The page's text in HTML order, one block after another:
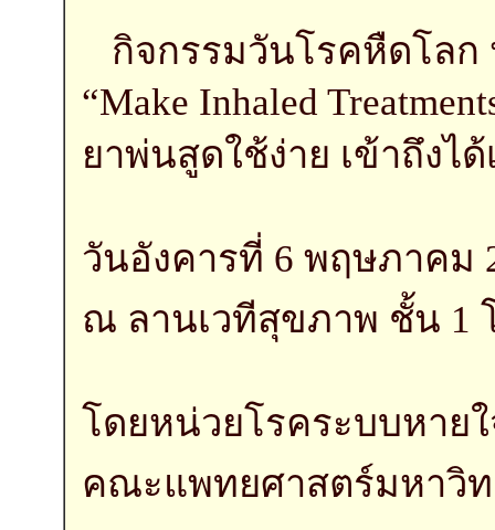
กิจกรรมวันโรคหืดโลก
“Make Inhaled
ยาพ่นสูดใช้ง่าย เข้าถึงไ
วันอังคารที่ 6 พฤษภาคม
ณ ลานเวทีสุขภาพ ชั้น 1
โดยหน่วยโรคระบบหาย
คณะแพทยศาสตร์มหาวิ